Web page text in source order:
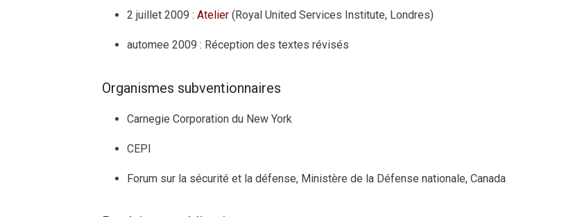
2 juillet 2009 : Atelier (Royal United Services Institute, Londres)
automee 2009 : Réception des textes révisés
Organismes subventionnaires
Carnegie Corporation du New York
CEPI
Forum sur la sécurité et la défense, Ministère de la Défense nationale, Canada